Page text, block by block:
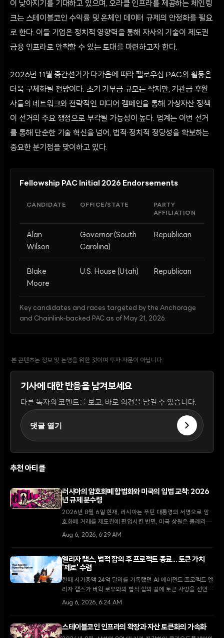
이 낮아지기를 기대하고 있으며, 오라클 인프라를 제공하는 체인링
크는 스테이블코인 수익률 및 온체인 데이터 규제의 안정화를 필요
로 한다. 이들 기업은 정치적 영향력을 통해 자사의 기술이 제도권
금융 인프라로 안착할 수 있는 토대를 마련하고자 한다.
2026년 11월 중간선거가 다가옴에 따라 펠로우십 PAC의 활동은
더욱 구체화될 전망이다. 초기 기부금 규모는 작지만, 기관급 후원
사들의 네트워크와 전략적인 미디어 캠페인을 통해 가상자산 정책
이 선거의 주요 쟁점으로 부각될 가능성이 높다. 업계는 이번 선거
를 통해 단순한 기술 혁신을 넘어, 법적·정치적 정당성을 확보하는
중요한 분기점을 맞이하고 있다.
Fellowship PAC Initial 2026 Endorsements
CANDIDATE OFFICE/STATE
PARTY
AFFILIATION
Alan
Wilson
Governor (South
Carolina)
Republican
Blake
Moore
U.S. House (Utah) Republican
Key candidates and races targeted by the Anchorage
and Chainlink-backed PAC as of May 21, 2026.
본 콘텐츠는 정보 및 논평을 위한 것이며 투자 자문이 아닙니다.
기사에 대한 반응을 남겨보세요
다른 독자의 코멘트를 보고, 바로 의견을 남길 수 있습니다.
댓글 열기
추천 아티클
러시아의 암호화폐 합법화와 미국의 입법 교착: 2026
년 규제 분수령
2026년 8월 6일 현재, 러시아는 푸틴 대통령의 서명으로 암
호화폐 거래를 제도권에 편입시킨 반면, 미국 상원은 클래리티
법안 처리를 두고 8월 휴회 전 마지막 진통을 겪고 있다.
Aug 6, 2026, 6:29 AM
엘리자 랩스, 법적 합의 후 프로젝트 종료... 토큰 가치
'제로' 수렴
한때 시가총액 24억 달러를 기록했던 AI 에이전트 프로젝트 엘
리자 랩스가 버윅 로우와의 법적 합의 끝에 토큰 사망을 선언하
고 재단을 해산한다.
Aug 6, 2026, 6:24 AM
스테이블코인 인프라의 확장과 자산 토큰화의 가속화